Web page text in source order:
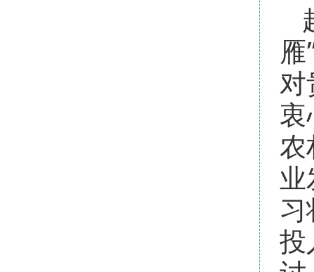
农
投